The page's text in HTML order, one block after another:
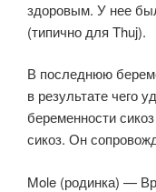
здоровым. У нее
(типично для Thuj).
В последнюю
в результате чего
беременности
сикоз. Он
Mole (родинка) —